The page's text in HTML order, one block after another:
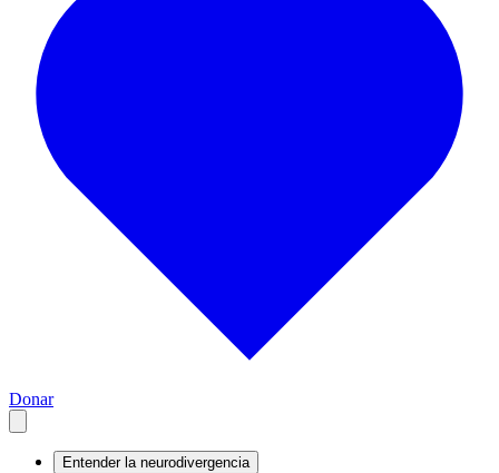
Donar
Entender la neurodivergencia